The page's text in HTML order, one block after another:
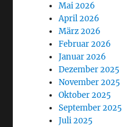
Mai 2026
April 2026
März 2026
Februar 2026
Januar 2026
Dezember 2025
November 2025
Oktober 2025
September 2025
Juli 2025